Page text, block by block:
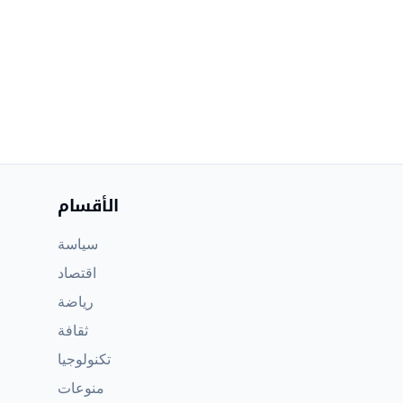
الأقسام
سياسة
اقتصاد
رياضة
ثقافة
تكنولوجيا
منوعات